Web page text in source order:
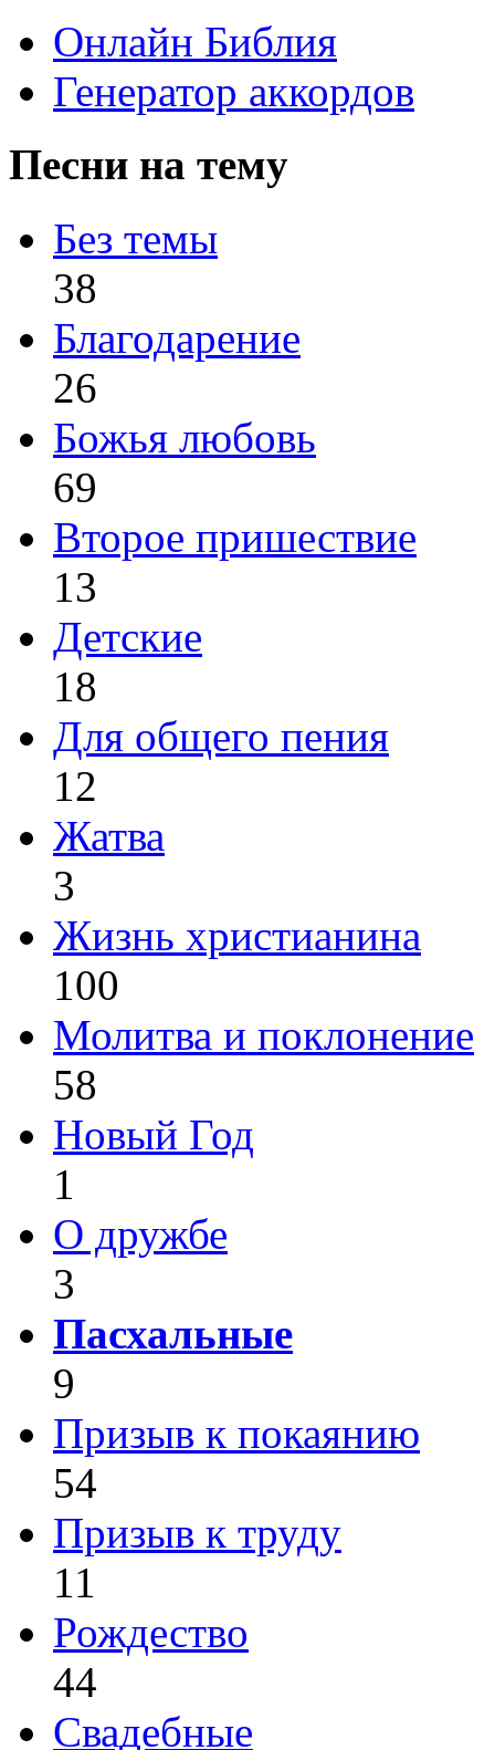
Онлайн Библия
Генератор аккордов
Песни на тему
Без темы
38
Благодарение
26
Божья любовь
69
Второе пришествие
13
Детские
18
Для общего пения
12
Жатва
3
Жизнь христианина
100
Молитва и поклонение
58
Новый Год
1
О дружбе
3
Пасхальные
9
Призыв к покаянию
54
Призыв к труду
11
Рождество
44
Свадебные